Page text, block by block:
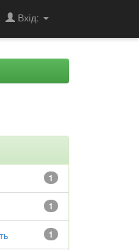
Вхід:
1
1
1